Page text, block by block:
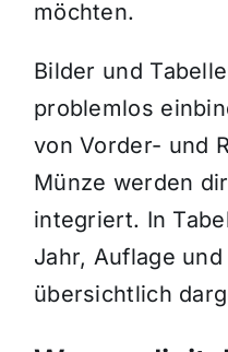
möchten.
Bilder und
problemlos
von Vorder- und
Münze werden
integriert. In
Jahr, Auflage
übersichtlich